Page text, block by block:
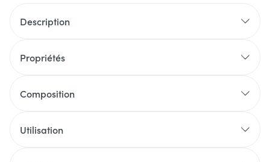
Description
Propriétés
Composition
Utilisation